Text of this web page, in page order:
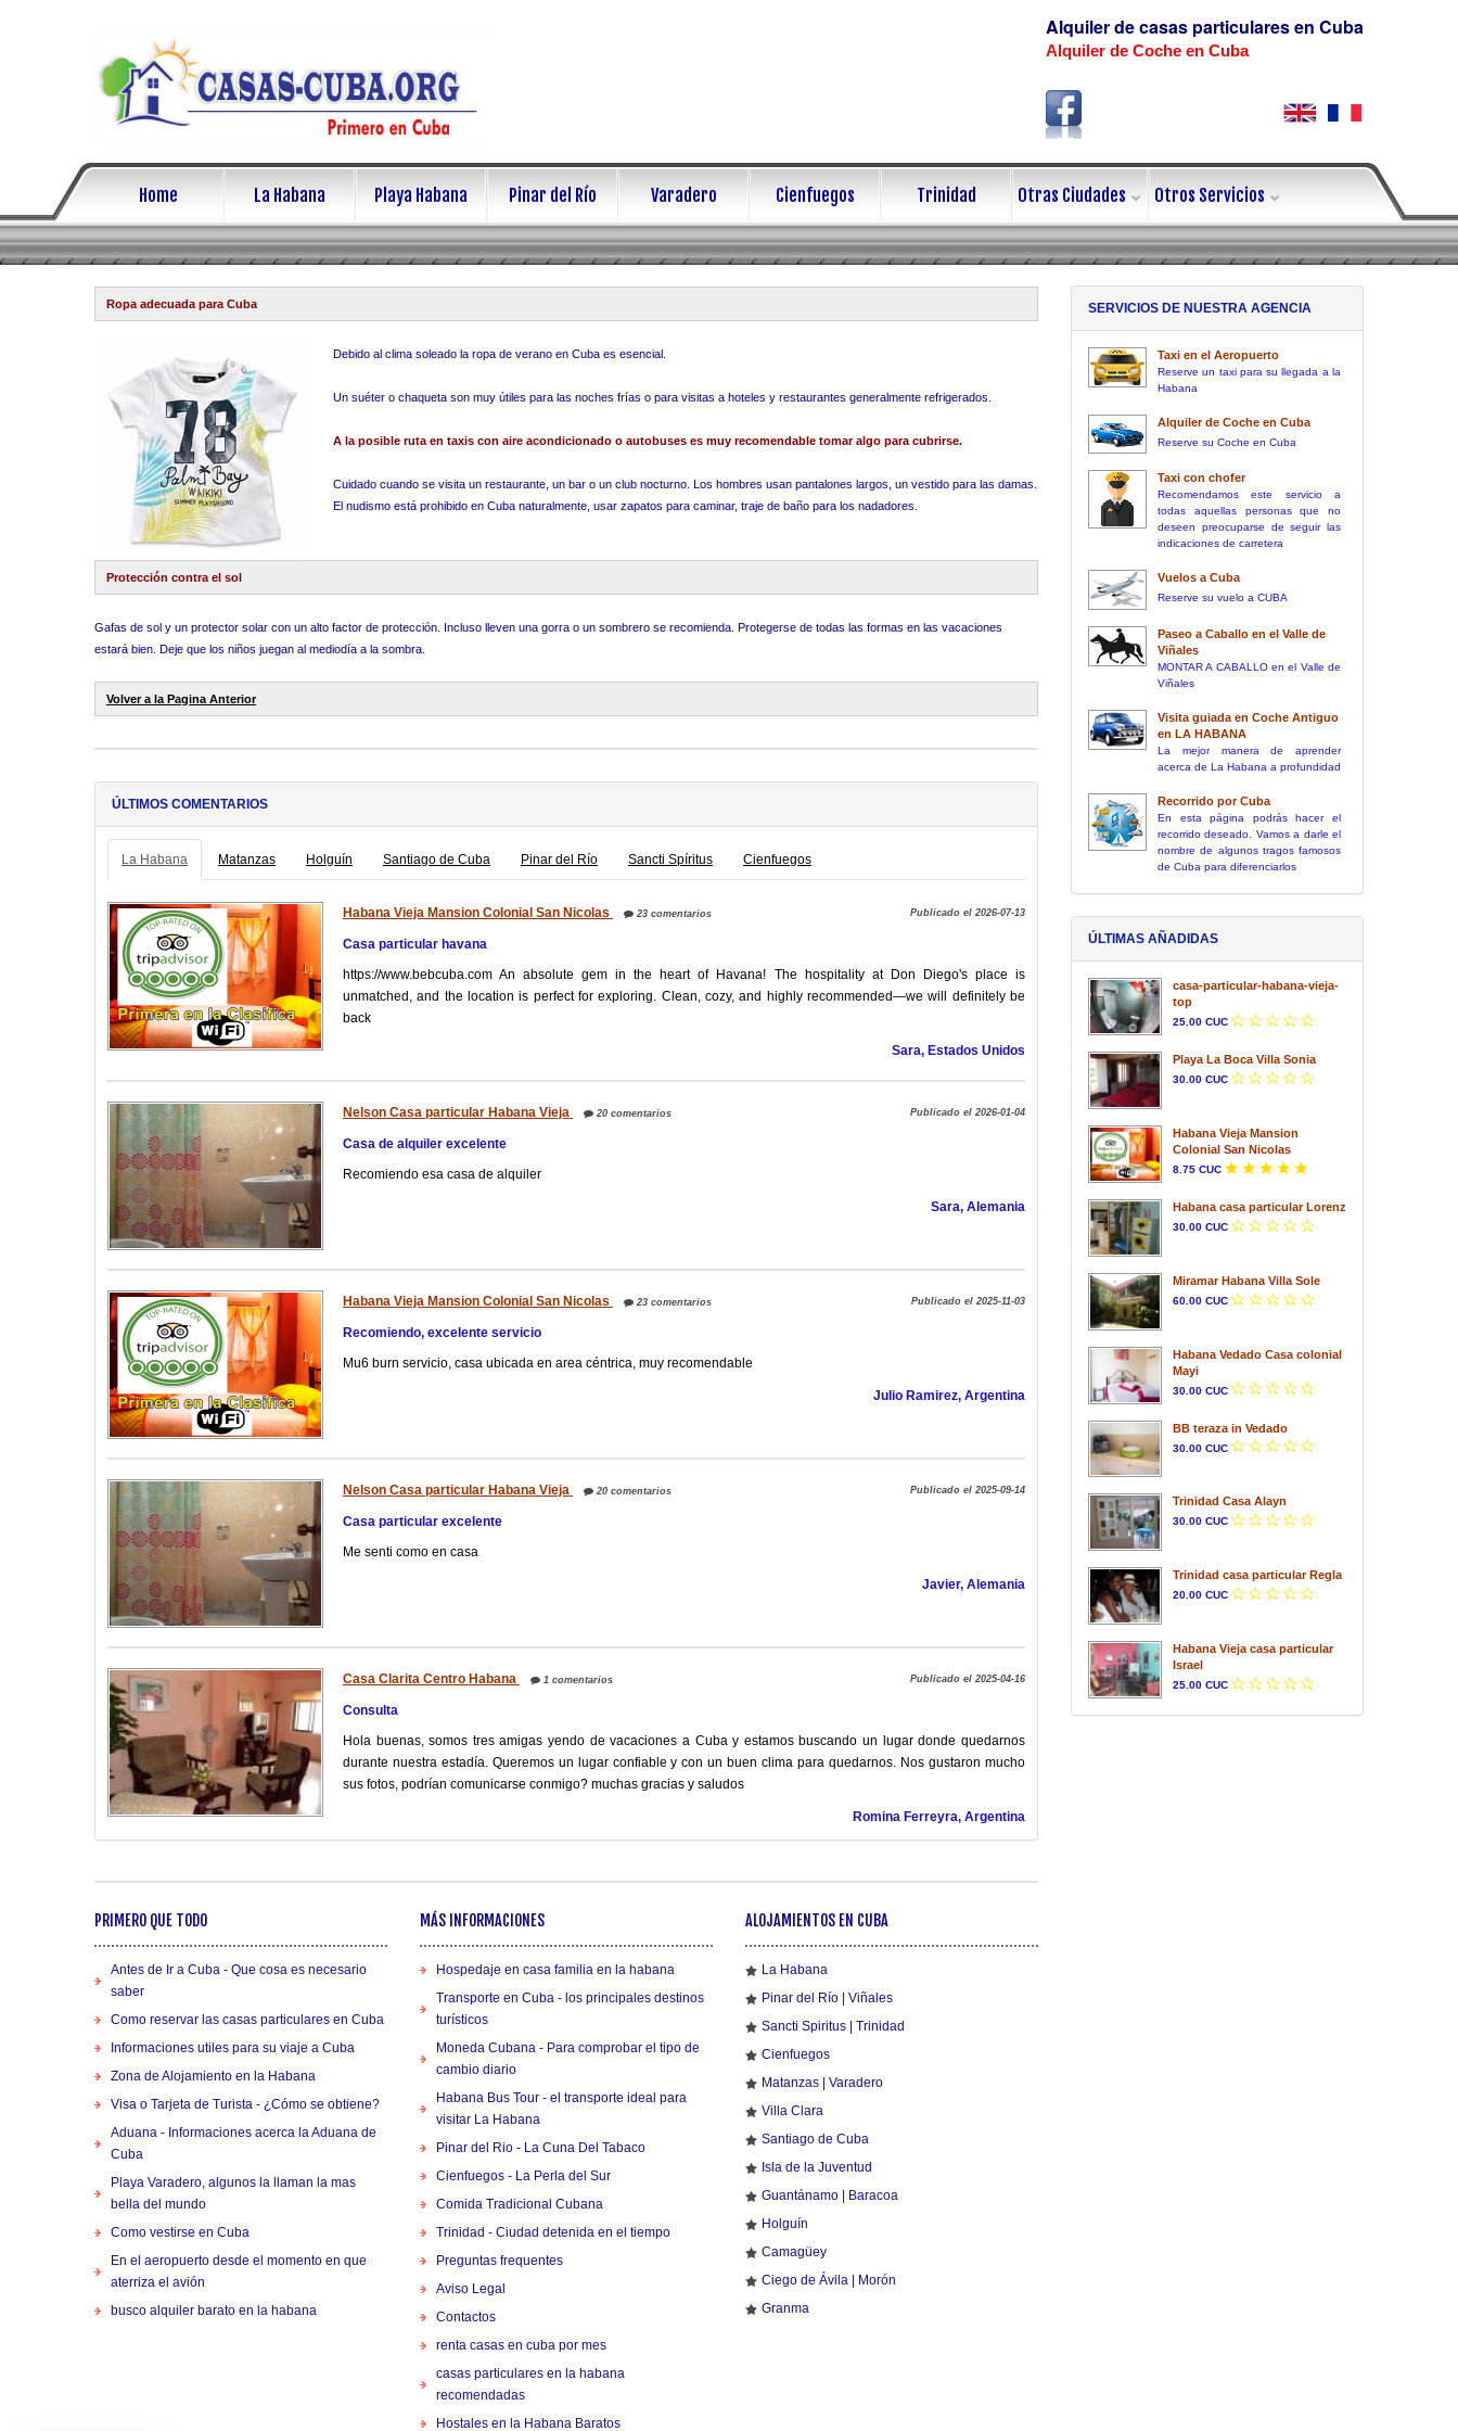
Alquiler de casas particulares en Cuba
Alquiler de Coche en Cuba
Home La Habana Playa Habana Pinar del Río Varadero Cienfuegos Trinidad Otras Ciudades Otros Servicios
Ropa adecuada para Cuba
Debido al clima soleado la ropa de verano en Cuba es esencial.
Un suéter o chaqueta son muy útiles para las noches frías o para visitas a hoteles y restaurantes generalmente refrigerados.
A la posible ruta en taxis con aire acondicionado o autobuses es muy recomendable tomar algo para cubrirse.
Cuidado cuando se visita un restaurante, un bar o un club nocturno. Los hombres usan pantalones largos, un vestido para las damas.
El nudismo está prohibido en Cuba naturalmente, usar zapatos para caminar, traje de baño para los nadadores.
Protección contra el sol
Gafas de sol y un protector solar con un alto factor de protección. Incluso lleven una gorra o un sombrero se recomienda. Protegerse de todas las formas en las vacaciones
estará bien. Deje que los niños juegan al mediodía a la sombra.
Volver a la Pagina Anterior
ÚLTIMOS COMENTARIOS
La Habana Matanzas Holguín Santiago de Cuba Pinar del Río Sancti Spíritus Cienfuegos
Habana Vieja Mansion Colonial San Nicolas 23 comentarios Publicado el 2026-07-13
Casa particular havana
https://www.bebcuba.com An absolute gem in the heart of Havana! The hospitality at Don Diego's place is
unmatched, and the location is perfect for exploring. Clean, cozy, and highly recommended—we will definitely be
back
Sara, Estados Unidos
Nelson Casa particular Habana Vieja 20 comentarios Publicado el 2026-01-04
Casa de alquiler excelente
Recomiendo esa casa de alquiler
Sara, Alemania
Habana Vieja Mansion Colonial San Nicolas 23 comentarios Publicado el 2025-11-03
Recomiendo, excelente servicio
Mu6 burn servicio, casa ubicada en area céntrica, muy recomendable
Julio Ramirez, Argentina
Nelson Casa particular Habana Vieja 20 comentarios Publicado el 2025-09-14
Casa particular excelente
Me senti como en casa
Javier, Alemania
Casa Clarita Centro Habana 1 comentarios Publicado el 2025-04-16
Consulta
Hola buenas, somos tres amigas yendo de vacaciones a Cuba y estamos buscando un lugar donde quedarnos
durante nuestra estadía. Queremos un lugar confiable y con un buen clima para quedarnos. Nos gustaron mucho
sus fotos, podrían comunicarse conmigo? muchas gracias y saludos
Romina Ferreyra, Argentina
PRIMERO QUE TODO
Antes de Ir a Cuba - Que cosa es necesario
saber
Como reservar las casas particulares en Cuba
Informaciones utiles para su viaje a Cuba
Zona de Alojamiento en la Habana
Visa o Tarjeta de Turista - ¿Cómo se obtiene?
Aduana - Informaciones acerca la Aduana de
Cuba
Playa Varadero, algunos la llaman la mas
bella del mundo
Como vestirse en Cuba
En el aeropuerto desde el momento en que
aterriza el avión
busco alquiler barato en la habana
MÁS INFORMACIONES
Hospedaje en casa familia en la habana
Transporte en Cuba - los principales destinos
turísticos
Moneda Cubana - Para comprobar el tipo de
cambio diario
Habana Bus Tour - el transporte ideal para
visitar La Habana
Pinar del Rio - La Cuna Del Tabaco
Cienfuegos - La Perla del Sur
Comida Tradicional Cubana
Trinidad - Ciudad detenida en el tiempo
Preguntas frequentes
Aviso Legal
Contactos
renta casas en cuba por mes
casas particulares en la habana
recomendadas
Hostales en la Habana Baratos
ALOJAMIENTOS EN CUBA
La Habana
Pinar del Río | Viñales
Sancti Spiritus | Trinidad
Cienfuegos
Matanzas | Varadero
Villa Clara
Santiago de Cuba
Isla de la Juventud
Guantánamo | Baracoa
Holguín
Camagüey
Ciego de Ávila | Morón
Granma
SERVICIOS DE NUESTRA AGENCIA
Taxi en el Aeropuerto
Reserve un taxi para su llegada a la
Habana
Alquiler de Coche en Cuba
Reserve su Coche en Cuba
Taxi con chofer
Recomendamos este servicio a
todas aquellas personas que no
deseen preocuparse de seguir las
indicaciones de carretera
Vuelos a Cuba
Reserve su vuelo a CUBA
Paseo a Caballo en el Valle de
Viñales
MONTAR A CABALLO en el Valle de
Viñales
Visita guiada en Coche Antiguo
en LA HABANA
La mejor manera de aprender
acerca de La Habana a profundidad
Recorrido por Cuba
En esta página podrás hacer el
recorrido deseado. Vamos a darle el
nombre de algunos tragos famosos
de Cuba para diferenciarlos
ÚLTIMAS AÑADIDAS
casa-particular-habana-vieja-
top
25.00 CUC
Playa La Boca Villa Sonia
30.00 CUC
Habana Vieja Mansion
Colonial San Nicolas
8.75 CUC
Habana casa particular Lorenz
30.00 CUC
Miramar Habana Villa Sole
60.00 CUC
Habana Vedado Casa colonial
Mayi
30.00 CUC
BB teraza in Vedado
30.00 CUC
Trinidad Casa Alayn
30.00 CUC
Trinidad casa particular Regla
20.00 CUC
Habana Vieja casa particular
Israel
25.00 CUC